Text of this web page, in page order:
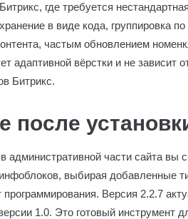
где требуется
в виде кода, группировка
частым обновлением
адаптивной вёрстки и не зависит
Битрикс.
после
административной части сайта вы
выбирая добавленные
Версия 2.2.7
1.0. Это готовый инструмент